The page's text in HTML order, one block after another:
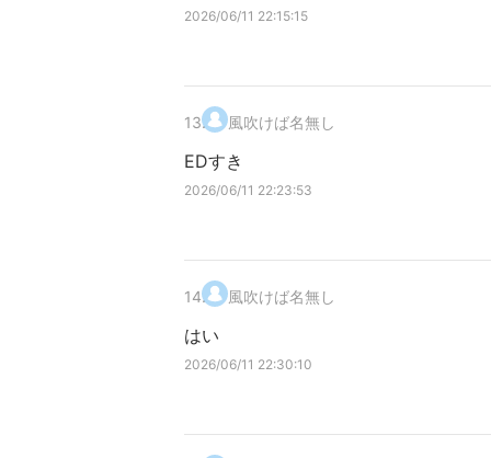
2026/06/11 22:15:15
13. 風吹けば名無し
EDすき
2026/06/11 22:23:53
14. 風吹けば名無し
はい
2026/06/11 22:30:10